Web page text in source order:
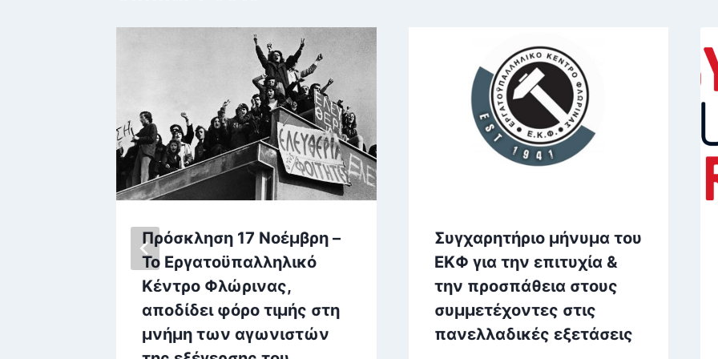
Πρόσκληση 17 Νοέμβρη –
To Εργατοϋπαλληλικό
Κέντρο Φλώρινας,
αποδίδει φόρο τιμής στη
μνήμη των αγωνιστών
Συγχαρητήριο μήνυμα του
ΕΚΦ για την επιτυχία &
την προσπάθεια στους
συμμετέχοντες στις
πανελλαδικές εξετάσεις